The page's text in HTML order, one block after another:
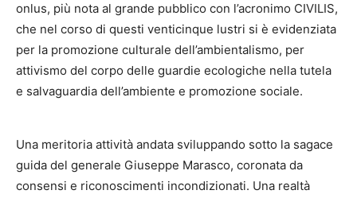
onlus, più nota al grande pubblico con l’acronimo CIVILIS,
che nel corso di questi venticinque lustri si è evidenziata
per la promozione culturale dell’ambientalismo, per
attivismo del corpo delle guardie ecologiche nella tutela
e salvaguardia dell’ambiente e promozione sociale.
Una meritoria attività andata sviluppando sotto la sagace
guida del generale Giuseppe Marasco, coronata da
consensi e riconoscimenti incondizionati. Una realtà